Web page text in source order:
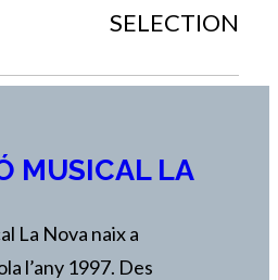
SELECTION
MUSICAL LA
La Nova naix a
l’any 1997. Des